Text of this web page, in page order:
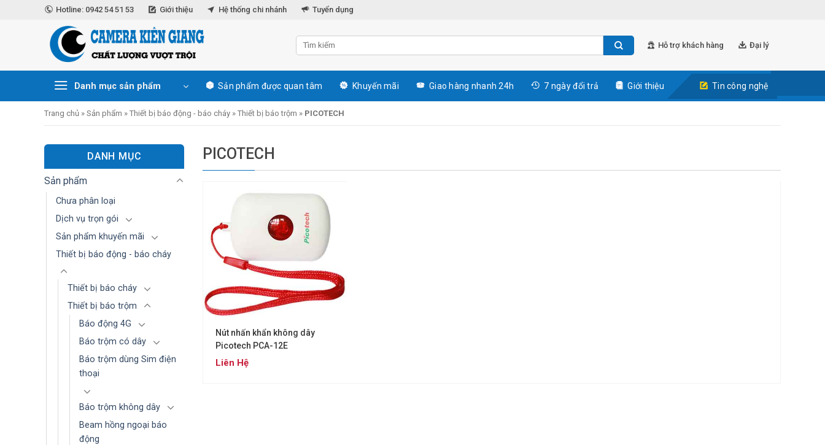
Hotline: 0942 54 51 53 Giới thiệu Hệ thống chi nhánh Tuyển dụng
Hỗ trợ khách hàng Đại lý
Danh mục sản phẩm Sản phẩm được quan tâm Khuyến mãi Giao hàng nhanh 24h 7 ngày đổi trả Giới thiệu Tin công nghệ
Trang chủ » Sản phẩm » Thiết bị báo động - báo cháy » Thiết bị báo trộm » PICOTECH
DANH MỤC
Sản phẩm
Chưa phân loại
Dịch vụ trọn gói
Sản phẩm khuyến mãi
Thiết bị báo động - báo cháy
Thiết bị báo cháy
Thiết bị báo trộm
Báo động 4G
Báo trộm có dây
Báo trộm dùng Sim điện
thoại
Báo trộm không dây
Beam hồng ngoại báo
động
PICOTECH
Nút nhấn khẩn không dây
Picotech PCA-12E
Liên Hệ